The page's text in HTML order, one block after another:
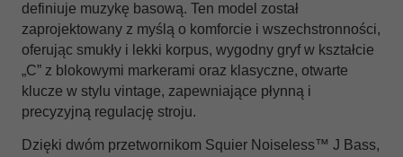
definiuje muzykę basową. Ten model został
zaprojektowany z myślą o komforcie i wszechstronności,
oferując smukły i lekki korpus, wygodny gryf w kształcie
„C” z blokowymi markerami oraz klasyczne, otwarte
klucze w stylu vintage, zapewniające płynną i
precyzyjną regulację stroju.
Dzięki dwóm przetwornikom Squier Noiseless™ J Bass,